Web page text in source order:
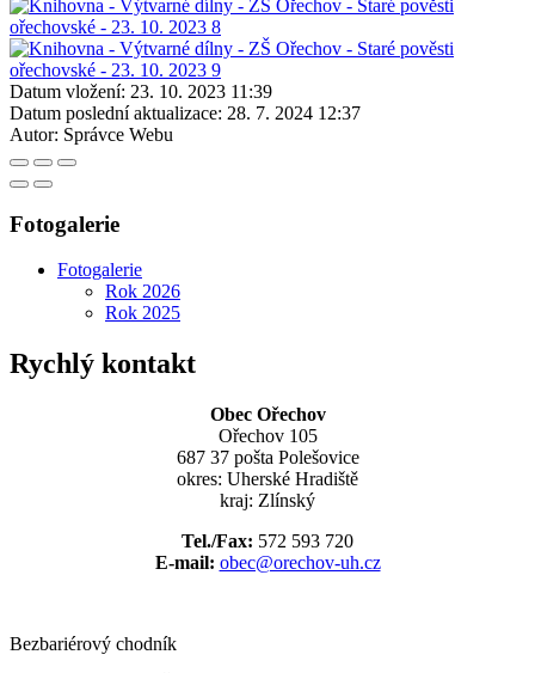
Datum vložení: 23. 10. 2023 11:39
Datum poslední aktualizace: 28. 7. 2024 12:37
Autor: Správce Webu
Fotogalerie
Fotogalerie
Rok 2026
Rok 2025
Rychlý kontakt
Obec Ořechov
Ořechov 105
687 37 pošta Polešovice
okres: Uherské Hradiště
kraj: Zlínský
Tel./Fax: 572 593 720
E-mail: obec@orechov-uh.cz
Bezbariérový chodník